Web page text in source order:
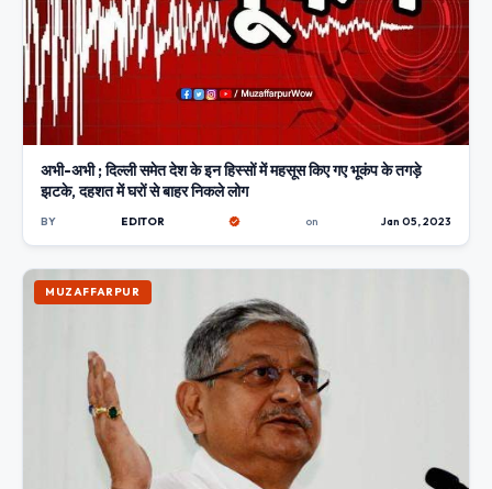
अभी-अभी ; दिल्ली समेत देश के इन हिस्सों में महसूस किए गए भूकंप के तगड़े
झटके, दहशत में घरों से बाहर निकले लोग
BY EDITOR on Jan 05, 2023
MUZAFFARPUR